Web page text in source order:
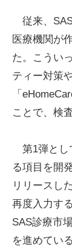
従来、
医療機関が
た。こうい
ティー対策
「
ことで、検
第1弾とし
る項目を開
リリースし
再度入力す
SAS診療市
を進めている